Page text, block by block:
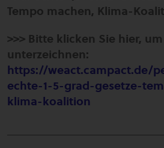
Tempo machen, Klima-
>>> Bitte klicken Sie hier,
unterzeichnen:
https://weact.campact.de/
echte-1-5-grad-gesetze-
klima-koalition